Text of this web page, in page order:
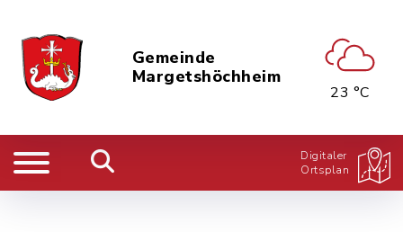
Gemeinde
Margetshöchheim
23 °C
Digitaler
Ortsplan